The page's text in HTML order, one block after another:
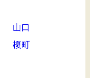
山口
榎町